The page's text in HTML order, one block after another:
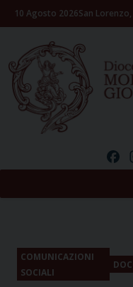
Skip10 Agosto 2026San
COMUNICAZIONI
SOCIALI